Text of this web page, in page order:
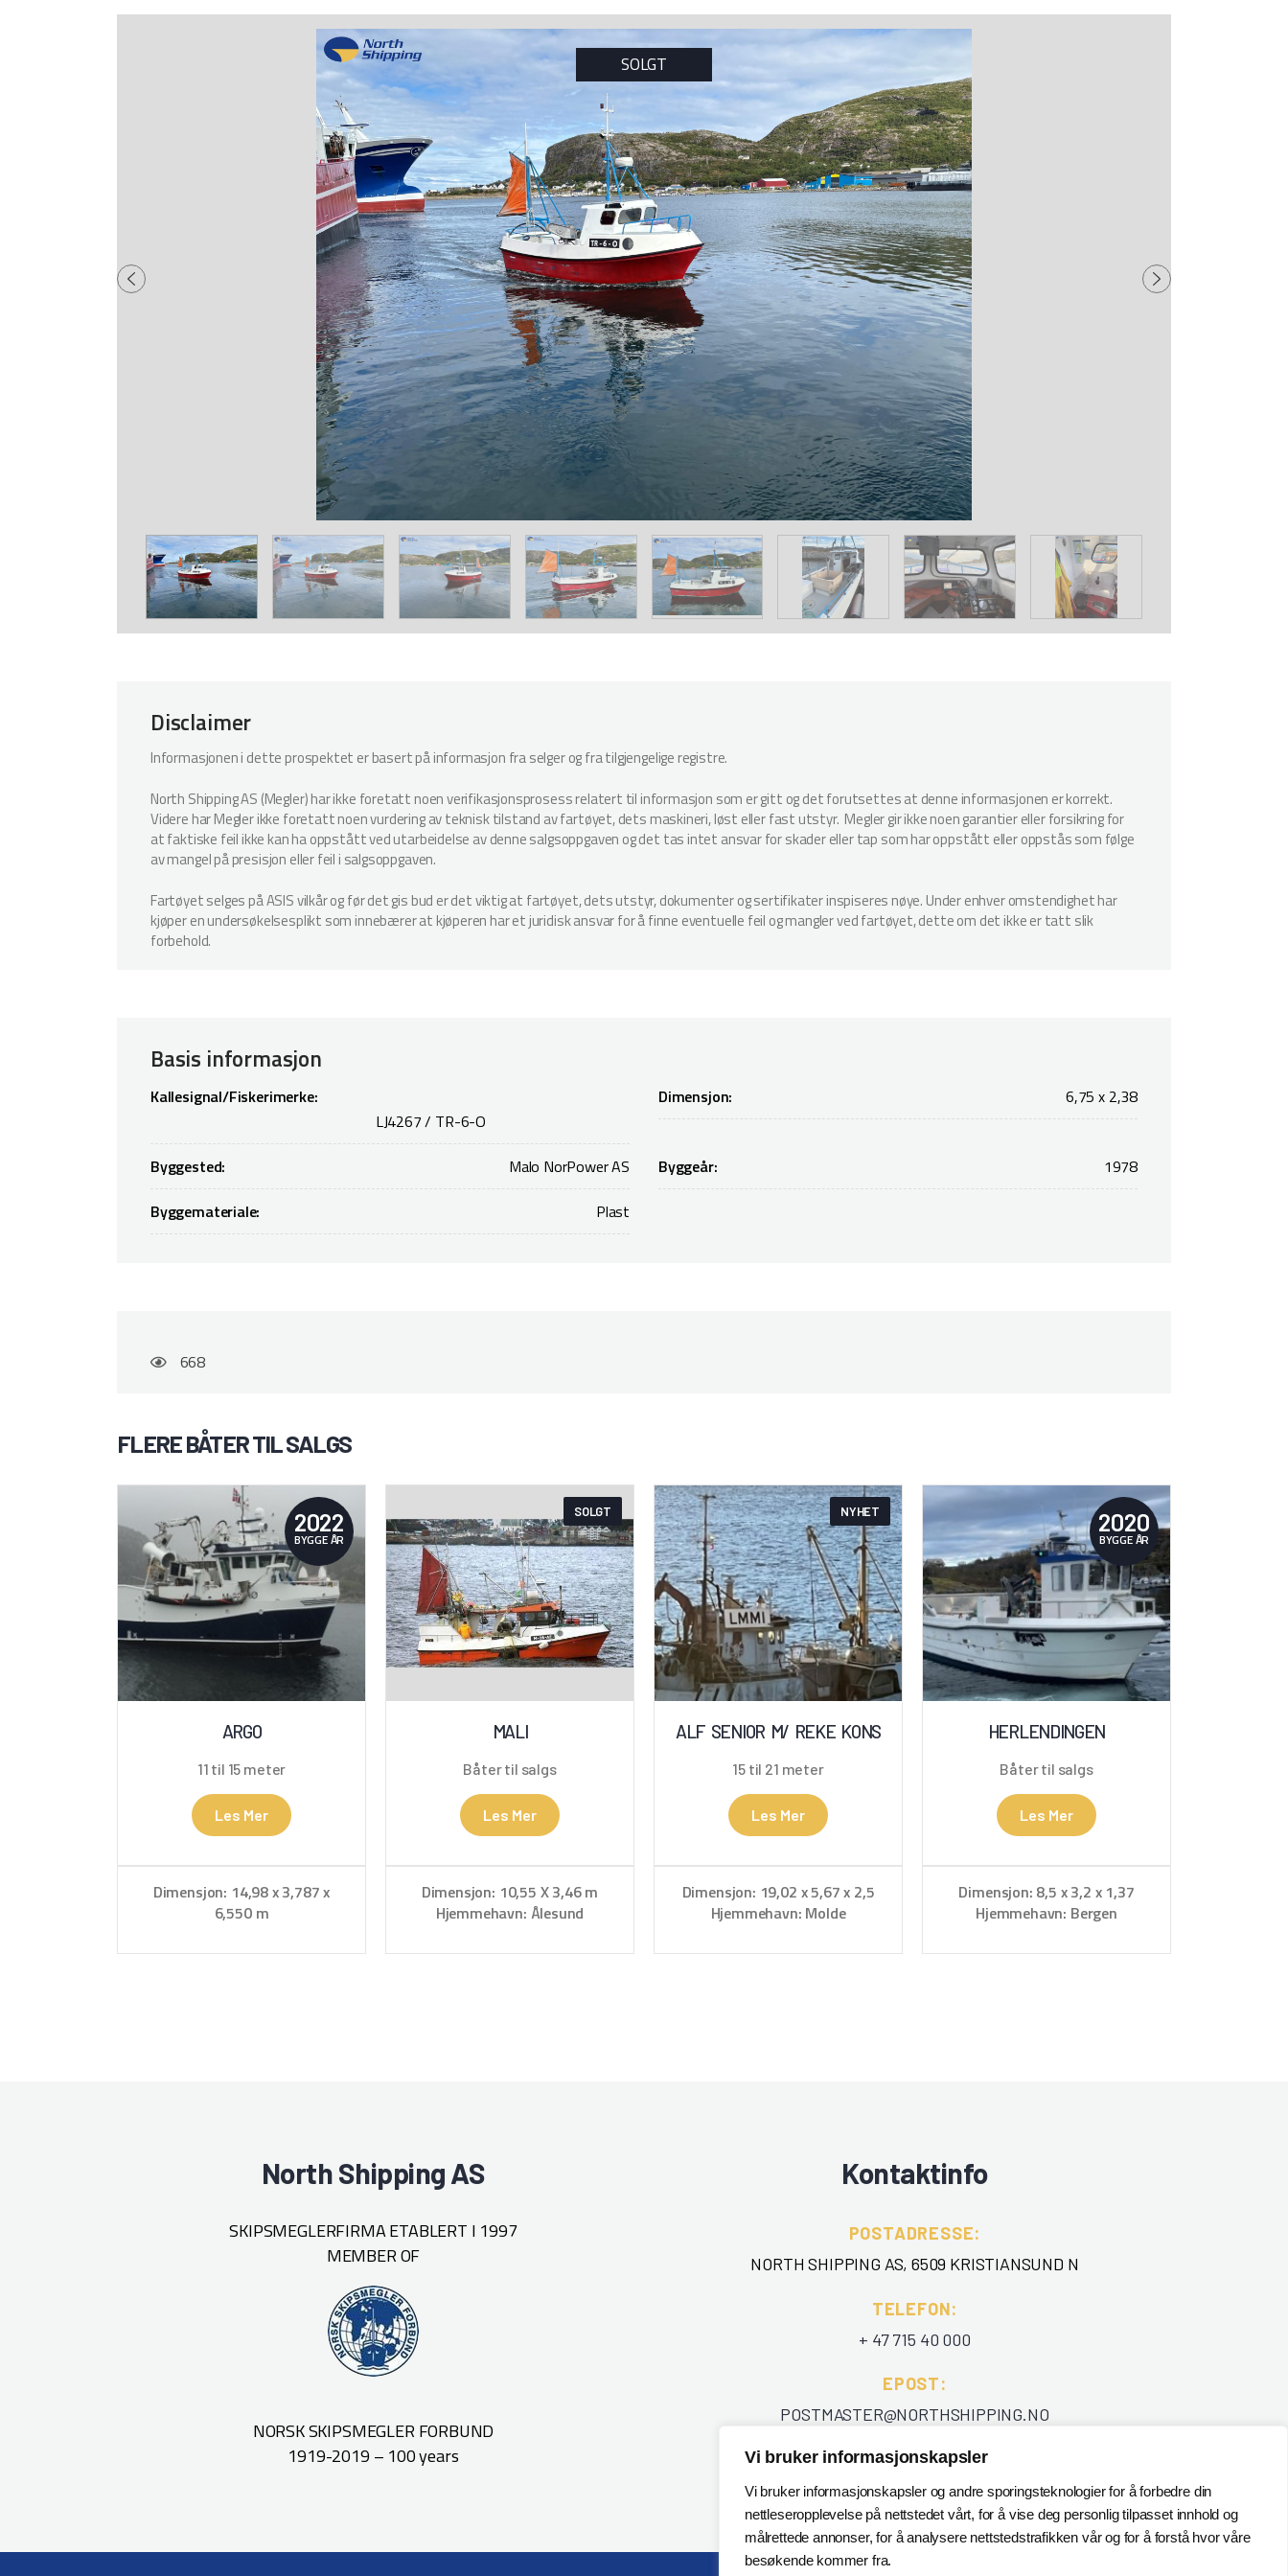
Vi bruker informasjonskapsler
Vi bruker informasjonskapsler og andre sporingsteknologier for å forbedre din
nettleseropplevelse på nettstedet vårt, for å vise deg personlig tilpasset innhold og
målrettede annonser, for å analysere nettstedstrafikken vår og for å forstå hvor våre
besøkende kommer fra.
SOLGT
Disclaimer
Informasjonen i dette prospektet er basert på informasjon fra selger og fra tilgjengelige registre.
North Shipping AS (Megler) har ikke foretatt noen verifikasjonsprosess relatert til informasjon som er gitt og det forutsettes at denne informasjonen er korrekt.
Videre har Megler ikke foretatt noen vurdering av teknisk tilstand av fartøyet, dets maskineri, løst eller fast utstyr. Megler gir ikke noen garantier eller forsikring for
at faktiske feil ikke kan ha oppstått ved utarbeidelse av denne salgsoppgaven og det tas intet ansvar for skader eller tap som har oppstått eller oppstås som følge
av mangel på presisjon eller feil i salgsoppgaven.
Fartøyet selges på ASIS vilkår og før det gis bud er det viktig at fartøyet, dets utstyr, dokumenter og sertifikater inspiseres nøye. Under enhver omstendighet har
kjøper en undersøkelsesplikt som innebærer at kjøperen har et juridisk ansvar for å finne eventuelle feil og mangler ved fartøyet, dette om det ikke er tatt slik
forbehold.
Basis informasjon
Kallesignal/Fiskerimerke:
LJ4267 / TR-6-O
Dimensjon: 6,75 x 2,38
Byggested: Malo NorPower AS Byggeår:
1978
Byggemateriale:
Plast
668
FLERE BÅTER TIL SALGS
2022
BYGGE ÅR
ARGO
11 til 15 meter
Les Mer
Dimensjon: 14,98 x 3,787 x
6,550 m
SOLGT
MALI
Båter til salgs
Les Mer
Dimensjon: 10,55 X 3,46 m
Hjemmehavn: Ålesund
NYHET
ALF SENIOR M/ REKE KONS
15 til 21 meter
Les Mer
Dimensjon: 19,02 x 5,67 x 2,5
Hjemmehavn: Molde
2020
BYGGE ÅR
HERLENDINGEN
Båter til salgs
Les Mer
Dimensjon: 8,5 x 3,2 x 1,37
Hjemmehavn: Bergen
North Shipping AS
SKIPSMEGLERFIRMA ETABLERT I 1997
MEMBER OF
NORSK SKIPSMEGLER FORBUND
1919-2019 – 100 years
Kontaktinfo
POSTADRESSE:
NORTH SHIPPING AS, 6509 KRISTIANSUND N
TELEFON:
+ 47 715 40 000
EPOST:
POSTMASTER@NORTHSHIPPING.NO